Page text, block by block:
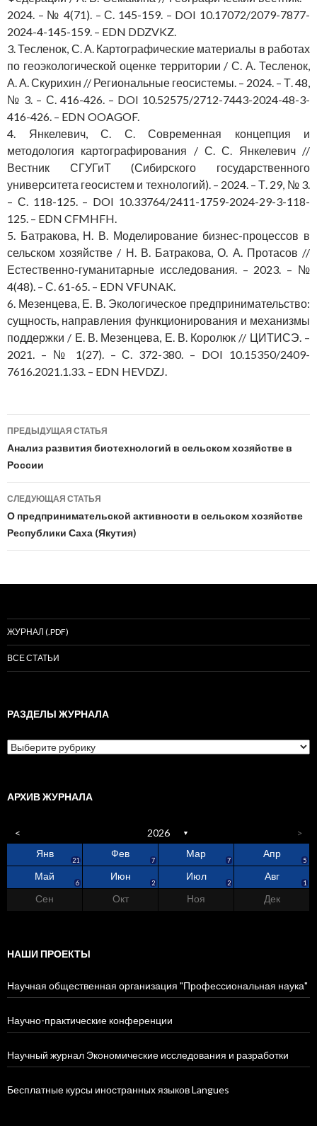
2024. – № 4(71). – С. 145-159. – DOI 10.17072/2079-7877-
2024-4-145-159. – EDN DDZVKZ.
3. Тесленок, С. А. Картографические материалы в работах
по геоэкологической оценке территории / С. А. Тесленок,
А. А. Скурихин // Региональные геосистемы. – 2024. – Т. 48,
№ 3. – С. 416-426. – DOI 10.52575/2712-7443-2024-48-3-
416-426. – EDN OOAGOF.
4. Янкелевич, С. С. Современная концепция и
методология картографирования / С. С. Янкелевич //
Вестник СГУГиТ (Сибирского государственного
университета геосистем и технологий). – 2024. – Т. 29, № 3.
– С. 118-125. – DOI 10.33764/2411-1759-2024-29-3-118-
125. – EDN CFMHFH.
5. Батракова, Н. В. Моделирование бизнес-процессов в
сельском хозяйстве / Н. В. Батракова, О. А. Протасов //
Естественно-гуманитарные исследования. – 2023. – №
4(48). – С. 61-65. – EDN VFUNAK.
6. Мезенцева, Е. В. Экологическое предпринимательство:
сущность, направления функционирования и механизмы
поддержки / Е. В. Мезенцева, Е. В. Королюк // ЦИТИСЭ. –
2021. – № 1(27). – С. 372-380. – DOI 10.15350/2409-
7616.2021.1.33. – EDN HEVDZJ.
Навигация
по
записям
ПРЕДЫДУЩАЯ СТАТЬЯ
Анализ развития биотехнологий в сельском хозяйстве в
России
СЛЕДУЮЩАЯ СТАТЬЯ
О предпринимательской активности в сельском хозяйстве
Республики Саха (Якутия)
ЖУРНАЛ (.PDF)
ВСЕ СТАТЬИ
РАЗДЕЛЫ ЖУРНАЛА
Разделы
журнала
АРХИВ ЖУРНАЛА
< 2026 ▼
>
Янв
21
Фев
7
Мар
7
Апр
5
Май
6
Июн
2
Июл
2
Авг
1
Сен Окт Ноя Дек
НАШИ ПРОЕКТЫ
Научная общественная организация "Профессиональная наука"
Научно-практические конференции
Научный журнал Экономические исследования и разработки
Бесплатные курсы иностранных языков Langues